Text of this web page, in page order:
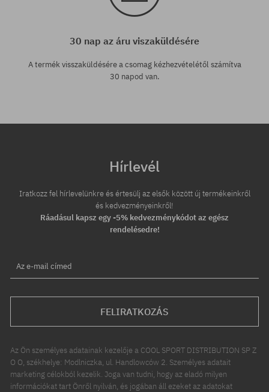
30 nap az áru viszaküldésére
A termék visszaküldésére a csomag kézhezvételétől számítva
30 napod van.
Hírlevél
Iratkozz fel hírlevelünkre és értesülj az elsők között új termékeinkről
és kedvezményeinkről!
Ráadásul kapsz egy -5% kedvezménykódot az egész
rendelésedre!
Az e-mail címed
FELIRATKOZÁS
Az Ön személyes adatainak kezelője a COOL SPORT DISTRIBUTION SP Z
O O, székhelye: Modlniczka, ul. Handlowców 2. Személyes adatait
marketing célokból kezelik. Joga van tudni, hogy az eladó milyen
információkat tart Önről nyilván, és jogában áll ezeket az adatokat